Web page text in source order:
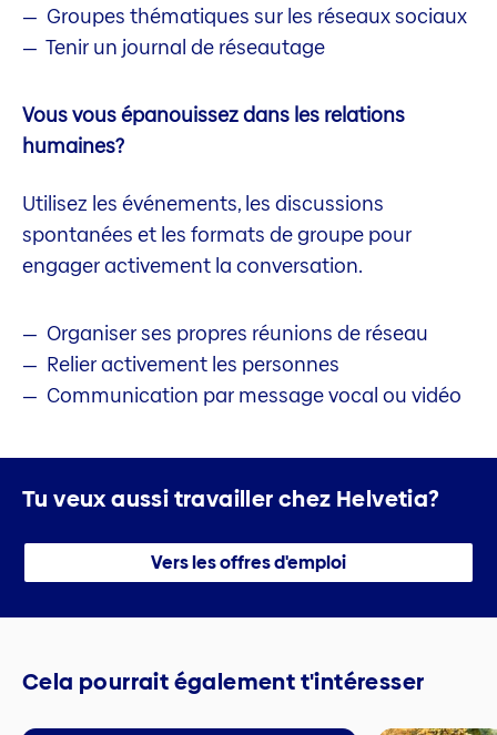
Groupes thématiques sur les réseaux sociaux
Tenir un journal de réseautage
Vous vous épanouissez dans les relations
humaines?
Utilisez les événements, les discussions
spontanées et les formats de groupe pour
engager activement la conversation.
Organiser ses propres réunions de réseau
Relier activement les personnes
Communication par message vocal ou vidéo
Tu veux aussi travailler chez Helvetia?
Vers les offres d'emploi
Cela pourrait également t'intéresser